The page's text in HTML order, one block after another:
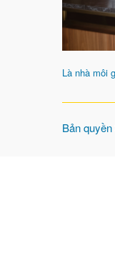
Là nhà môi
Bản